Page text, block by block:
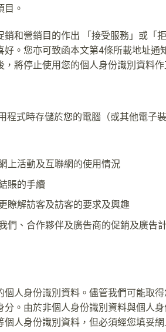
。
和營銷目的作出 「接受服務」或
。您亦可致函本文第4條所載地址
將停止使用您的個人身份識別資料
程式時存儲於您的電腦（或其他電子
上活動及互聯網的使用情況
賬的手續
瞭解訪客及訪客的要求及興趣
們、合作夥伴及廣告商的促銷及廣告
人身份識別資料。儘管我們可能取
。由於非個人身份識別資料與個人
人身份識別資料，但必須經您填妥